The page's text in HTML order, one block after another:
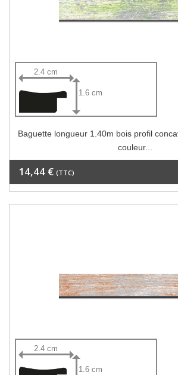
2.4 cm
1.6 cm
Baguette longueur 1.40m bois profil
couleur...
14,44 € (TTC)
2.4 cm
1.6 cm